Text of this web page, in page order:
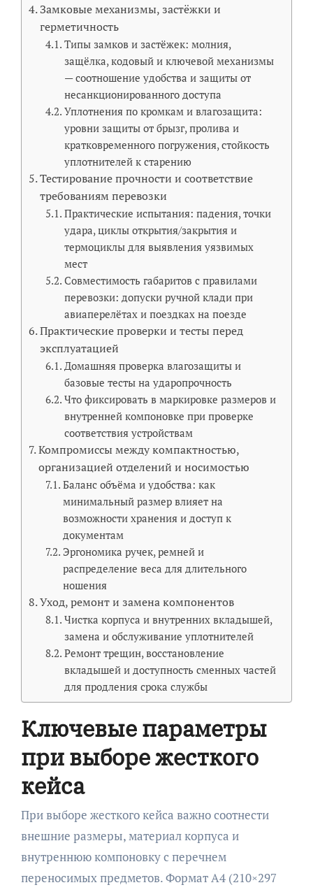
Замковые механизмы, застёжки и
герметичность
Типы замков и застёжек: молния,
защёлка, кодовый и ключевой механизмы
— соотношение удобства и защиты от
несанкционированного доступа
Уплотнения по кромкам и влагозащита:
уровни защиты от брызг, пролива и
кратковременного погружения, стойкость
уплотнителей к старению
Тестирование прочности и соответствие
требованиям перевозки
Практические испытания: падения, точки
удара, циклы открытия/закрытия и
термоциклы для выявления уязвимых
мест
Совместимость габаритов с правилами
перевозки: допуски ручной клади при
авиаперелётах и поездках на поезде
Практические проверки и тесты перед
эксплуатацией
Домашняя проверка влагозащиты и
базовые тесты на ударопрочность
Что фиксировать в маркировке размеров и
внутренней компоновке при проверке
соответствия устройствам
Компромиссы между компактностью,
организацией отделений и носимостью
Баланс объёма и удобства: как
минимальный размер влияет на
возможности хранения и доступ к
документам
Эргономика ручек, ремней и
распределение веса для длительного
ношения
Уход, ремонт и замена компонентов
Чистка корпуса и внутренних вкладышей,
замена и обслуживание уплотнителей
Ремонт трещин, восстановление
вкладышей и доступность сменных частей
для продления срока службы
Ключевые параметры
при выборе жесткого
кейса
При выборе жесткого кейса важно соотнести
внешние размеры, материал корпуса и
внутреннюю компоновку с перечнем
переносимых предметов. Формат A4 (210×297